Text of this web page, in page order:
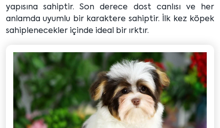
yapısına sahiptir. Son derece dost canlısı ve her
anlamda uyumlu bir karaktere sahiptir. İlk kez köpek
sahiplenecekler içinde ideal bir ırktır.